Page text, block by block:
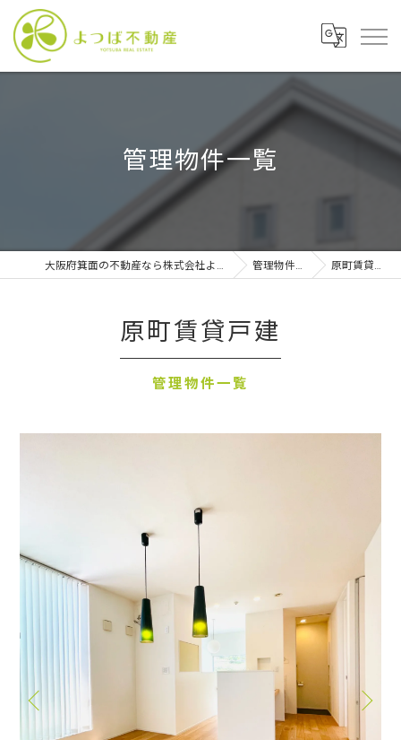
管理物件一覧
大阪府箕面の不動産なら株式会社よつば不動産 管理物件一覧 原町賃貸戸建
管理物件一覧
原町賃貸戸建